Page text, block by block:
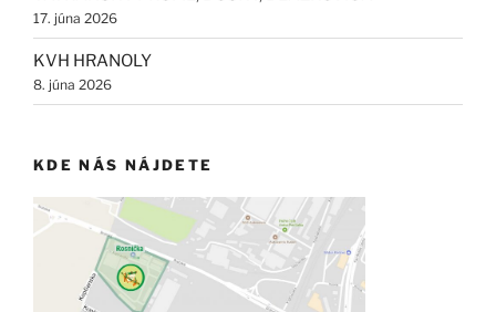
17. júna 2026
KVH HRANOLY
8. júna 2026
KDE NÁS NÁJDETE